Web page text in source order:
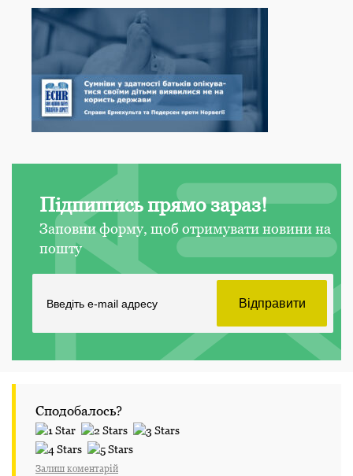
Підпишись прямо зараз!
Заповни форму, щоб отримувати новини на
пошту
Сподобалось?
Залиш коментарій